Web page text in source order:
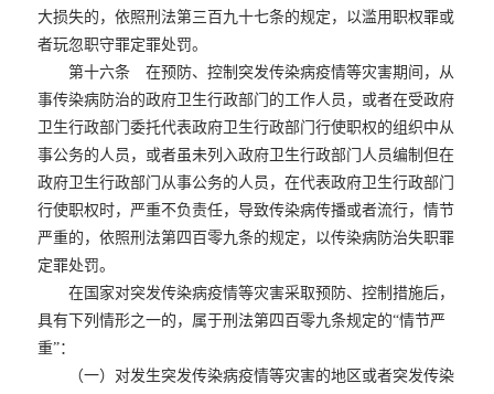
大损失的，依照刑法第三百九十七条的规定，以滥用职权罪或
者玩忽职守罪定罪处罚。
第十六条 在预防、控制突发传染病疫情等灾害期间，从
事传染病防治的政府卫生行政部门的工作人员，或者在受政府
卫生行政部门委托代表政府卫生行政部门行使职权的组织中从
事公务的人员，或者虽未列入政府卫生行政部门人员编制但在
政府卫生行政部门从事公务的人员，在代表政府卫生行政部门
行使职权时，严重不负责任，导致传染病传播或者流行，情节
严重的，依照刑法第四百零九条的规定，以传染病防治失职罪
定罪处罚。
在国家对突发传染病疫情等灾害采取预防、控制措施后，
具有下列情形之一的，属于刑法第四百零九条规定的“情节严
重”：
（一）对发生突发传染病疫情等灾害的地区或者突发传染